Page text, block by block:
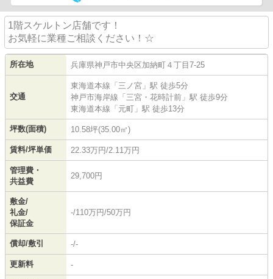
1階スケルトン店舗です！
お気軽に業種ご相談ください！☆
所在地 兵庫県神戸市中央区加納町 ４丁目7-25
交通
東海道本線 「 三ノ宮 」駅 徒歩5分
神戸市海岸線 「 三宮・花時計前 」駅 徒歩9分
東海道本線 「 元町 」駅 徒歩13分
坪数(面積) 10.58坪(35.00㎡)
賃料/坪単価 22.33万円/2.11万円
管理費・
共益費
29,700円
敷金/
礼金/
保証金
-/110万円/50万円
償却/敷引 -/-
更新料 -